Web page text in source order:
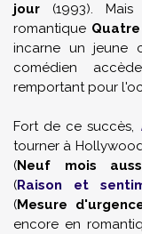
jour (1993).
romantique
incarne un jeune
comédien
remportant pour
Fort de ce succès,
tourner à
(Neuf mois
(Raison et
(Mesure
encore en